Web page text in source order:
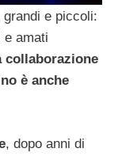
e piccoli:
e amati
collaborazione
è anche
, dopo anni di